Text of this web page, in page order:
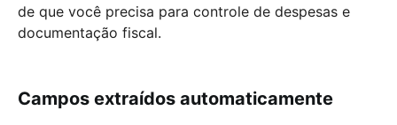
de que você precisa para controle de despesas e
documentação fiscal.
Campos extraídos automaticamente